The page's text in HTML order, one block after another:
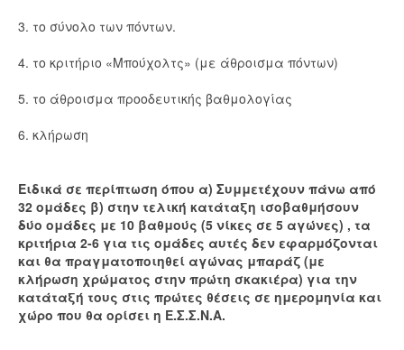
3. το σύνολο των πόντων.
4. το κριτήριο «Μπούχολτς» (με άθροισμα πόντων)
5. το άθροισμα προοδευτικής βαθμολογίας
6. κλήρωση
Ειδικά σε περίπτωση όπου α) Συμμετέχουν πάνω από
32 ομάδες β) στην τελική κατάταξη ισοβαθμήσουν
δύο ομάδες με 10 βαθμούς (5 νίκες σε 5 αγώνες) , τα
κριτήρια 2-6 για τις ομάδες αυτές δεν εφαρμόζονται
και θα πραγματοποιηθεί αγώνας μπαράζ (με
κλήρωση χρώματος στην πρώτη σκακιέρα) για την
κατάταξή τους στις πρώτες θέσεις σε ημερομηνία και
χώρο που θα ορίσει η Ε.Σ.Σ.Ν.Α.